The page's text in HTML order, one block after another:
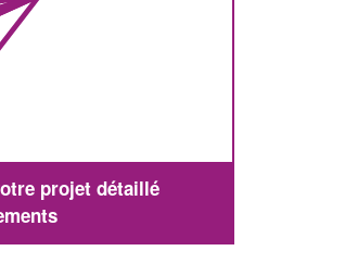
projet détaillé